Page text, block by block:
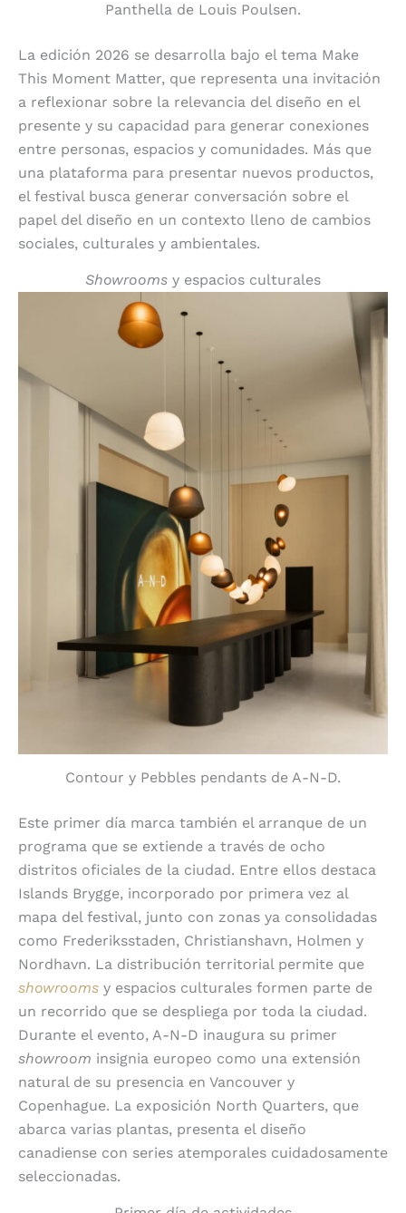
Panthella de Louis Poulsen.
La edición 2026 se desarrolla bajo el tema Make
This Moment Matter, que representa una invitación
a reflexionar sobre la relevancia del diseño en el
presente y su capacidad para generar conexiones
entre personas, espacios y comunidades. Más que
una plataforma para presentar nuevos productos,
el festival busca generar conversación sobre el
papel del diseño en un contexto lleno de cambios
sociales, culturales y ambientales.
Showrooms y espacios culturales
Contour y Pebbles pendants de A-N-D.
Este primer día marca también el arranque de un
programa que se extiende a través de ocho
distritos oficiales de la ciudad. Entre ellos destaca
Islands Brygge, incorporado por primera vez al
mapa del festival, junto con zonas ya consolidadas
como Frederiksstaden, Christianshavn, Holmen y
Nordhavn. La distribución territorial permite que
showrooms y espacios culturales formen parte de
un recorrido que se despliega por toda la ciudad.
Durante el evento, A-N-D inaugura su primer
showroom insignia europeo como una extensión
natural de su presencia en Vancouver y
Copenhague. La exposición North Quarters, que
abarca varias plantas, presenta el diseño
canadiense con series atemporales cuidadosamente
seleccionadas.